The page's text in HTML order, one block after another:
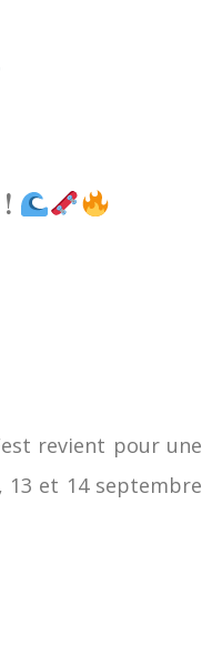
revient pour une
13 et 14 septembre